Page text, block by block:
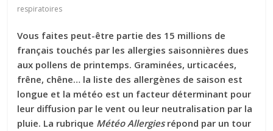
respiratoires
Vous faites peut-être partie des 15 millions de
français touchés par les allergies saisonnières dues
aux pollens de printemps. Graminées, urticacées,
frêne, chêne… la liste des allergènes de saison est
longue et la météo est un facteur déterminant pour
leur diffusion par le vent ou leur neutralisation par la
pluie. La rubrique Météo Allergiesrépond par un tour